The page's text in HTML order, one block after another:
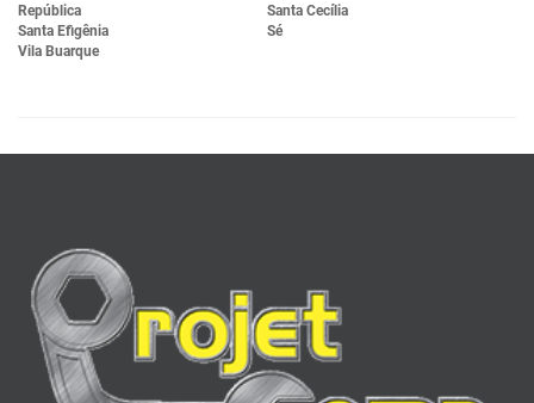
República
Santa Cecília
Santa Efigênia
Sé
Vila Buarque